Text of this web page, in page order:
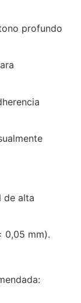
profundo
de alta
0,05 mm).